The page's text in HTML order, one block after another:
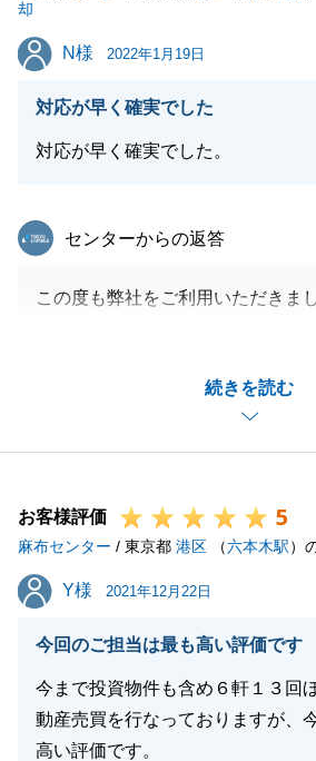
却
N様
N様 2022年1月19日
対応が早く確実でした
対応が早く確実でした。
続きを読む
東急リバブル
センターからの返答
この度も弊社をご利用いただきま
最善のご提案が出来るよう、お待
閉じる
お客様評価 5
麻布センター / 東京都 港区 （六本木駅）
Y様
Y様 2021年12月22日
今回のご担当は最も高い評価です
今まで投資物件も含め６軒１３回
動産売買を行なっておりますが、
高い評価です。